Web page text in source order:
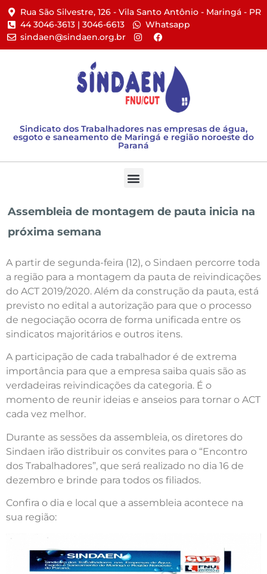
Rua São Silvestre, 126 - Vila Santo Antônio - Maringá - PR​
44 3046-3613 | 3046-6613​
Whatsapp
sindaen@sindaen.org.br
Sindicato dos Trabalhadores nas empresas de água,
esgoto e saneamento de Maringá e região noroeste do
Paraná
Assembleia de montagem de pauta inicia na
próxima semana
A partir de segunda-feira (12), o Sindaen percorre toda
a região para a montagem da pauta de reivindicações
do ACT 2019/2020. Além da construção da pauta, está
previsto no edital a autorização para que o processo
de negociação ocorra de forma unificada entre os
sindicatos majoritários e outros itens.
A participação de cada trabalhador é de extrema
importância para que a empresa saiba quais são as
verdadeiras reivindicações da categoria. É o
momento de reunir ideias e anseios para tornar o ACT
cada vez melhor.
Durante as sessões da assembleia, os diretores do
Sindaen irão distribuir os convites para o “Encontro
dos Trabalhadores”, que será realizado no dia 16 de
dezembro e brinde para todos os filiados.
Confira o dia e local que a assembleia acontece na
sua região: